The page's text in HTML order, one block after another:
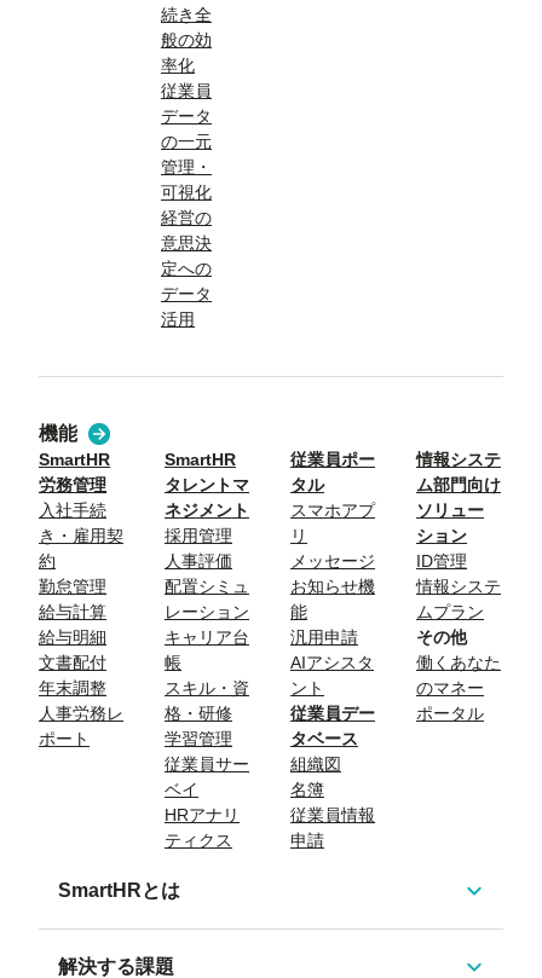
続き全
般の効
率化
従業員
データ
の一元
管理・
可視化
経営の
意思決
定への
データ
活用
機能
SmartHR
労務管理
入社手続
き・雇用契
約
勤怠管理
給与計算
給与明細
文書配付
年末調整
人事労務レ
ポート
SmartHR
タレントマ
ネジメント
採用管理
人事評価
配置シミュ
レーション
キャリア台
帳
スキル・資
格・研修
学習管理
従業員サー
ベイ
HRアナリ
ティクス
従業員ポー
タル
スマホアプ
リ
メッセージ
お知らせ機
能
汎用申請
AIアシスタ
ント
従業員デー
タベース
組織図
名簿
従業員情報
申請
情報システ
ム部門向け
ソリュー
ション
ID管理
情報システ
ムプラン
その他
働くあなた
のマネー
ポータル
SmartHRとは
解決する課題